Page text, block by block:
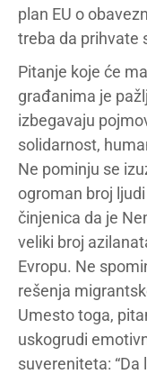
plan EU o
treba da prihvate
Pitanje koje će
građanima je
izbegavaju
solidarnost,
Ne pominju se
ogroman broj
činjenica da je
veliki broj
Evropu. Ne
rešenja
Umesto toga,
uskogrudi
suvereniteta: “Da